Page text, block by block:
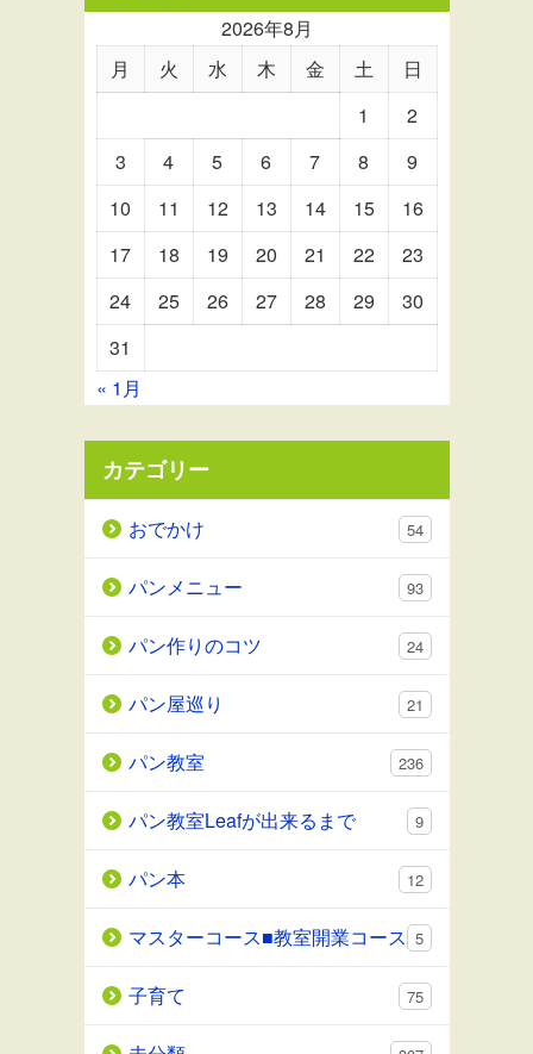
2026年8月
月
火 水 木 金 土
日
1
2
3
4 5 6 7 8
9
10
11 12 13 14 15
16
17
18 19 20 21 22
23
24
25 26 27 28 29
30
31
« 1月
カテゴリー
おでかけ 54
パンメニュー 93
パン作りのコツ 24
パン屋巡り 21
パン教室 236
パン教室Leafが出来るまで 9
パン本 12
マスターコース■教室開業コース 5
子育て 75